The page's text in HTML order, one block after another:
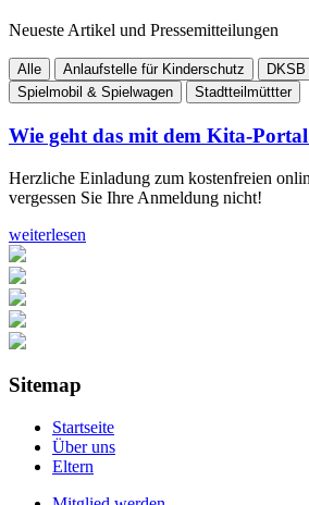
Neueste Artikel und Pressemitteilungen
Alle Anlaufstelle für Kinderschutz DKSB
Spielmobil & Spielwagen
Stadtteilmüttter
Wie geht das mit dem Kita-
Herzliche Einladung zum kostenfreien
vergessen Sie Ihre Anmeldung nicht!
weiterlesen
Sitemap
Startseite
Über uns
Eltern